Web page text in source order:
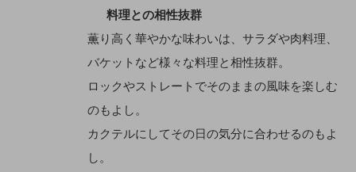
料理との相性抜群
薫り高く華やかな味わいは、サラダや肉料理、
バケットなど様々な料理と相性抜群。
ロックやストレートでそのままの風味を楽しむ
のもよし。
カクテルにしてその日の気分に合わせるのもよ
し。